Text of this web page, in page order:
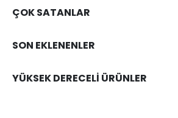
ÇOK SATANLAR
SON EKLENENLER
YÜKSEK DERECELİ ÜRÜNLER